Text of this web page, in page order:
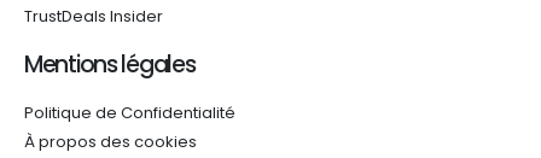
TrustDeals Insider
Mentions légales
Politique de Confidentialité
À propos des cookies